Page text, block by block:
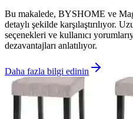
Bu makalede, BYSHOME ve
detaylı şekilde karşılaştırılıyor.
seçenekleri ve kullanıcı
dezavantajları anlatılıyor.
Daha fazla bilgi edinin